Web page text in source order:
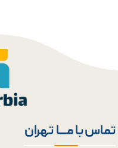
تماس با مــــا تهران